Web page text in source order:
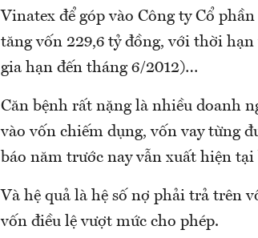
Vinatex để góp vào Công ty Cổ
tăng vốn 229,6 tỷ đồng, với thời
gia hạn đến tháng 6/2012)…
Căn bệnh rất nặng là nhiều doanh
vào vốn chiếm dụng, vốn vay từng
báo năm trước nay vẫn xuất hiện tại
Và hệ quả là hệ số nợ phải trả trên
vốn điều lệ vượt mức cho phép.